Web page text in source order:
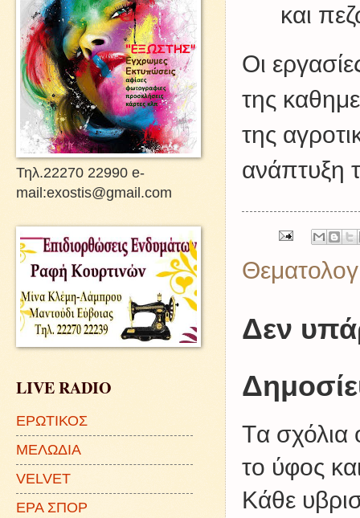
και
Οι
της
της
ανάπτυξη
Δεν
Tα σχόλια
το ύφος
Kάθε
Τηλ.22270 22990 e-
mail:exostis@gmail.com
LIVE RADIO
ΕΡΩΤΙΚΟΣ
ΜΕΛΩΔΙΑ
VELVET
ΕΡΑ ΣΠΟΡ